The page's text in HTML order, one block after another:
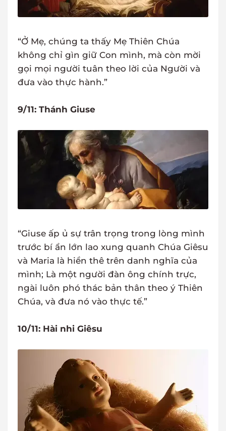
“Ở Mẹ, chúng ta thấy Mẹ Thiên Chúa
không chỉ gìn giữ Con mình, mà còn mời
gọi mọi người tuân theo lời của Người và
đưa vào thực hành.”
9/11: Thánh Giuse
“Giuse ấp ủ sự trân trọng trong lòng mình
trước bí ẩn lớn lao xung quanh Chúa Giêsu
và Maria là hiền thê trên danh nghĩa của
mình; Là một người đàn ông chính trực,
ngài luôn phó thác bản thân theo ý Thiên
Chúa, và đưa nó vào thực tế.”
10/11: Hài nhi Giêsu